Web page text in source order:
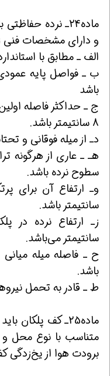
ماده24ـ نرده
و دارای مشخصات فنی
الف ـ مطابق با
باشد
ج ـ حداکثر فاصله
8 سانتیمتر باشد.
دـ از میله فوقانی و
هـ ـ عاری از هرگونه
سطوح نرده باشد.
سانتیمتر باشد.
سانتیمتر می‌باشد.
باشد.
ط ـ قادر به تحمل نیروهای وارد
ماده25ـ کف
متناسب با نوع محل و
برودت هوا از یخ‌زدگی